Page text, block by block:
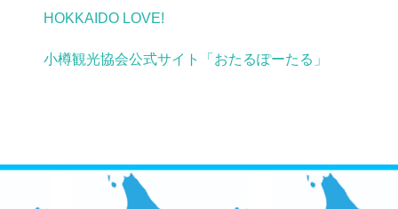
HOKKAIDO LOVE!
小樽観光協会公式サイト「おたるぽーたる」